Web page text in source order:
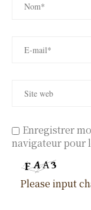
Enregistrer
navigateur pour
Please input